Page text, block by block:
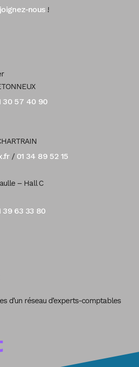
nous!
30 57 40 90
/ 01 34 89 52 15
– Hall C
39 63 33 80
d’un réseau d’experts-comptables